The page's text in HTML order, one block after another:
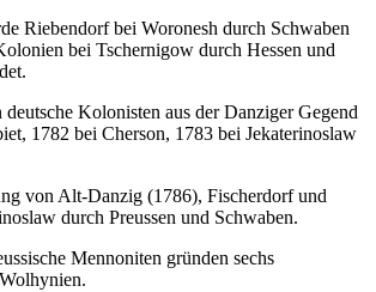
Riebendorf bei Woronesh durch Schwaben
bei Tschernigow durch Hessen und
deutsche Kolonisten aus der Danziger Gegend
1782 bei Cherson, 1783 bei Jekaterinoslaw
von Alt-Danzig (1786), Fischerdorf und
durch Preussen und Schwaben.
Mennoniten gründen sechs